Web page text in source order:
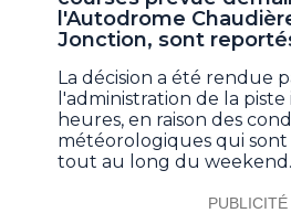
l'Autodrome
Jonction, sont
La décision a été rendue
l'administration de la
heures, en raison des
météorologiques qui sont
tout au long du weekend.